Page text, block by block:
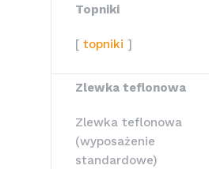
Topniki
[ topniki ]
Zlewka teflonowa
Zlewka teflonowa
(wyposażenie
standardowe)